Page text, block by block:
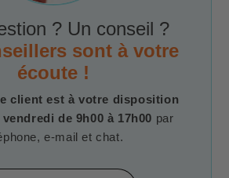
? Un conseil ?
sont à votre
écoute !
client est à votre disposition
de 9h00 à 17h00 par
e-mail et chat.